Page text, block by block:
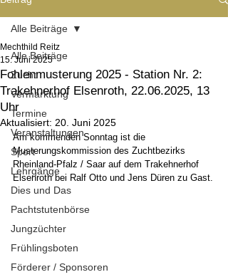
Alle Beiträge
Zucht
Vermarktung
Termine
Veranstaltungen
Sport
Lehrgänge
Dies und Das
Pachtstutenbörse
Jungzüchter
Frühlingsboten
Förderer / Sponsoren
Alle Beiträge
Fohlenmusterung 2025 - Station Nr. 2:
Trakehnerhof Elsenroth, 22.06.2025, 13
Uhr
Mechthild Reitz
15. Juni 2025
Aktualisiert: 20. Juni 2025
Am kommenden Sonntag ist die
Musterungskommission des Zuchtbezirks
Rheinland-Pfalz / Saar auf dem Trakehnerhof
Elsenroth bei Ralf Otto und Jens Düren zu Gast.